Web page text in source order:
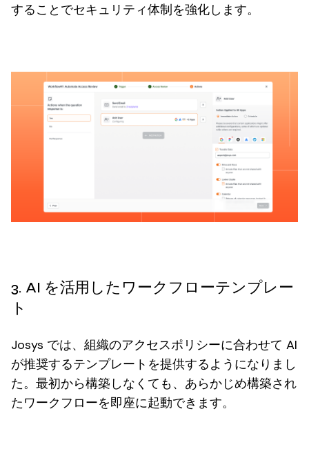
することでセキュリティ体制を強化します。
3. AI を活用したワークフローテンプレー
ト
Josys では、組織のアクセスポリシーに合わせて AI
が推奨するテンプレートを提供するようになりまし
た。最初から構築しなくても、あらかじめ構築され
たワークフローを即座に起動できます。